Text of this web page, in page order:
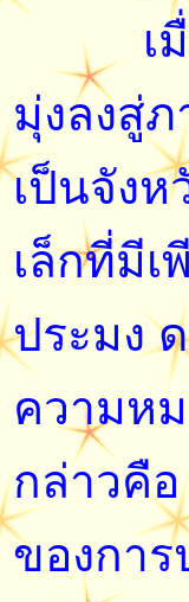
เ
มุ่งลงสู่
เป็นจังห
เล็กที่มี
ประมง
ความห
กล่าวคือ
ของกา